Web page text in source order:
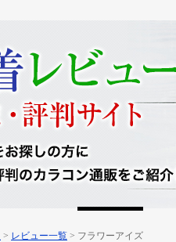
> レビュー一覧 > フラワーアイズ